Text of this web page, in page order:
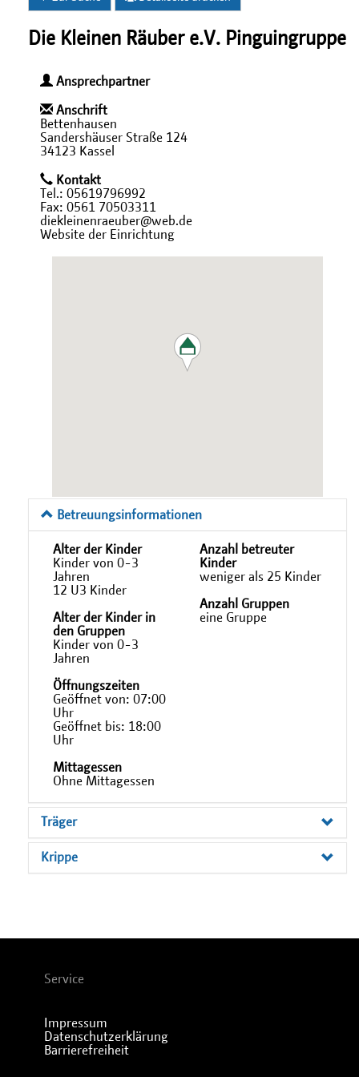
Die Kleinen Räuber e.V. Pinguingruppe
Ansprechpartner
Anschrift
Bettenhausen
Sandershäuser Straße 124
34123 Kassel
Kontakt
Tel.: 05619796992
Fax: 0561 70503311
diekleinenraeuber@web.de
Website der Einrichtung
Betreuungsinformationen
Alter der Kinder
Kinder von 0-3
Jahren
12 U3 Kinder
Alter der Kinder in
den Gruppen
Kinder von 0-3
Jahren
Anzahl betreuter
Kinder
weniger als 25 Kinder
Anzahl Gruppen
eine Gruppe
Öffnungszeiten
Geöffnet von: 07:00
Uhr
Geöffnet bis: 18:00
Uhr
Mittagessen
Ohne Mittagessen
Träger
Krippe
Service
Impressum
Datenschutzerklärung
Barrierefreiheit